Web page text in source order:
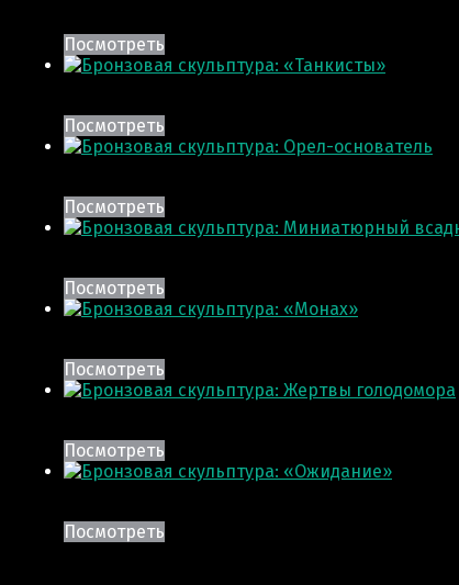
Посмотреть
Посмотреть
Посмотреть
Посмотреть
Посмотреть
Посмотреть
Посмотреть